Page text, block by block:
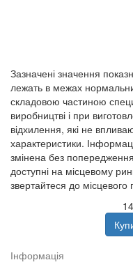
Зазначені значення
лежать в межах
складовою частиною
виробництві і при
відхилення, які не
характеристики.
змінена без
доступні на місцевому
звертайтеся до місцевого
Інформація